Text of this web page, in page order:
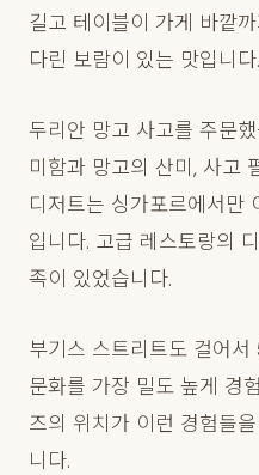
길고 테이블이 가게 바깥
다린 보람이 있는 맛입니다.
두리안 망고 사고를 주문
미함과 망고의 산미, 사고
디저트는 싱가포르에서만
입니다. 고급 레스토랑의
족이 있었습니다.
부기스 스트리트도 걸어
문화를 가장 밀도 높게 경
즈의 위치가 이런 경험들
니다.